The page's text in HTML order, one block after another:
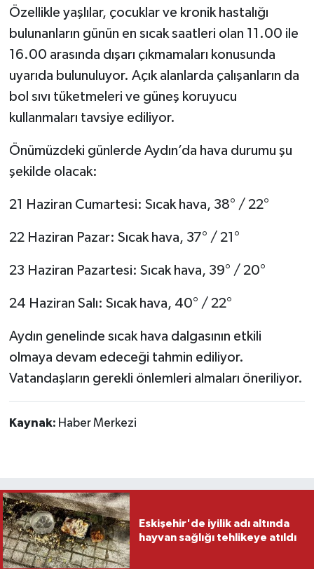
Özellikle yaşlılar, çocuklar ve kronik hastalığı
bulunanların günün en sıcak saatleri olan 11.00 ile
16.00 arasında dışarı çıkmamaları konusunda
uyarıda bulunuluyor. Açık alanlarda çalışanların da
bol sıvı tüketmeleri ve güneş koruyucu
kullanmaları tavsiye ediliyor.
Önümüzdeki günlerde Aydın’da hava durumu şu
şekilde olacak:
21 Haziran Cumartesi: Sıcak hava, 38° / 22°
22 Haziran Pazar: Sıcak hava, 37° / 21°
23 Haziran Pazartesi: Sıcak hava, 39° / 20°
24 Haziran Salı: Sıcak hava, 40° / 22°
Aydın genelinde sıcak hava dalgasının etkili
olmaya devam edeceği tahmin ediliyor.
Vatandaşların gerekli önlemleri almaları öneriliyor.
Kaynak: Haber Merkezi
Eskişehir'de iyilik adı altında
hayvan sağlığı tehlikeye atıldı